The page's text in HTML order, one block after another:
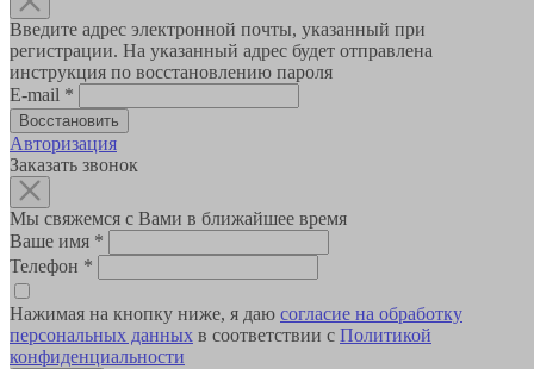
Введите адрес электронной почты, указанный при
регистрации. На указанный адрес будет отправлена
инструкция по восстановлению пароля
E-mail *
Авторизация
Заказать звонок
Мы свяжемся с Вами в ближайшее время
Ваше имя *
Телефон *
Нажимая на кнопку ниже, я даю согласие на обработку
персональных данных в соответствии с Политикой
конфиденциальности